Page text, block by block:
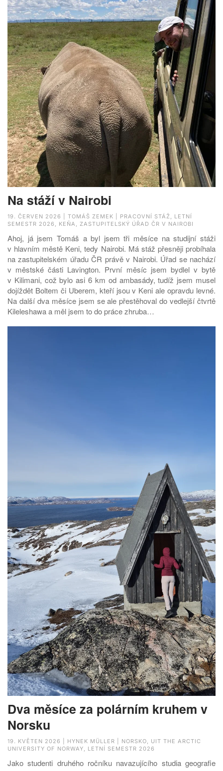
Na stáží v Nairobi
19. ČERVEN 2026 | TOMÁŠ ZEMEK | PRACOVNÍ STÁŽ, LETNÍ
SEMESTR 2026, KEŇA, ZASTUPITELSKÝ ÚŘAD ČR V NAIROBI
Ahoj, já jsem Tomáš a byl jsem tři měsíce na studijní stáži
v hlavním městě Keni, tedy Nairobi. Má stáž přesněji probíhala
na zastupitelském úřadu ČR právě v Nairobi. Úřad se nachází
v městské části Lavington. První měsíc jsem bydlel v bytě
v Kilimani, což bylo asi 6 km od ambasády, tudíž jsem musel
dojíždět Boltem či Uberem, kteří jsou v Keni ale opravdu levné.
Na další dva měsíce jsem se ale přestěhoval do vedlejší čtvrtě
Kileleshawa a měl jsem to do práce zhruba…
Dva měsíce za polárním kruhem v
Norsku
19. KVĚTEN 2026 | HYNEK MÜLLER | NORSKO, UIT THE ARCTIC
UNIVERSITY OF NORWAY, LETNÍ SEMESTR 2026
Jako studenti druhého ročníku navazujícího studia geografie